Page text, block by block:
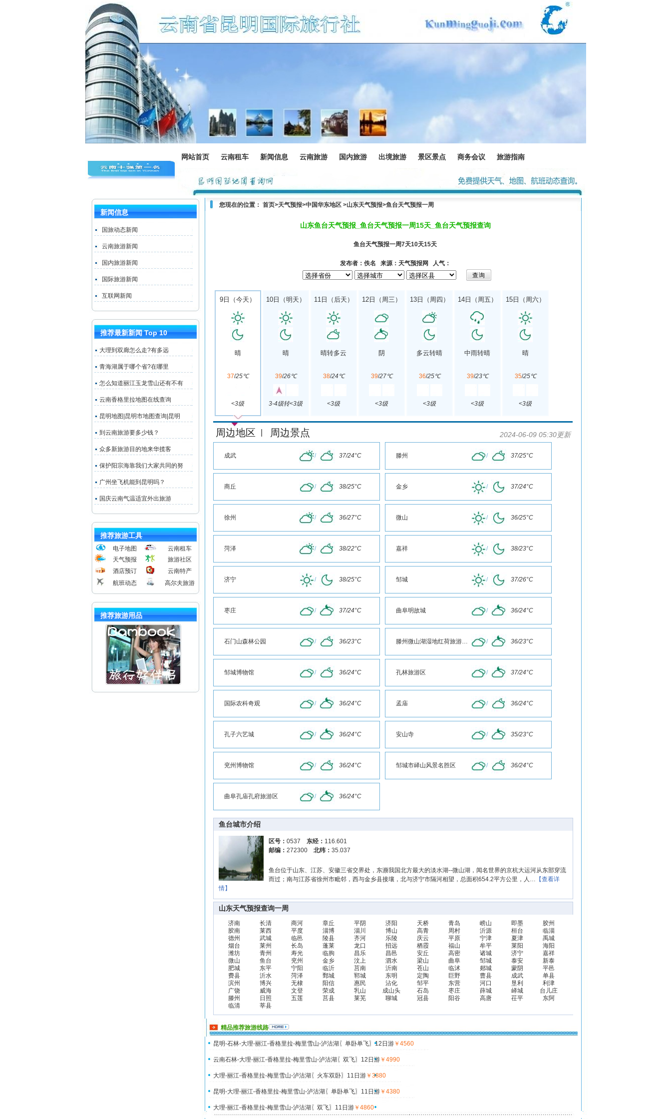
网站首页 云南租车 新闻信息 云南旅游 国内旅游 出境旅游 景区景点 商务会议 旅游指南
新闻信息
国旅动态新闻
云南旅游新闻
国内旅游新闻
国际旅游新闻
互联网新闻
推荐最新新闻 Top 10
大理到双廊怎么走?有多远
青海湖属于哪个省?在哪里
怎么知道丽江玉龙雪山还有不有
云南香格里拉地图在线查询
昆明地图|昆明市地图查询|昆明
到云南旅游要多少钱？
众多新旅游目的地来华揽客
保护阳宗海靠我们大家共同的努
广州坐飞机能到昆明吗？
国庆云南气温适宜外出旅游
推荐旅游工具
电子地图
云南租车
天气预报
旅游社区
酒店预订
云南特产
航班动态
高尔夫旅游
推荐旅游用品
您现在的位置： 首页>天气预报>中国华东地区 >山东天气预报>鱼台天气预报一周
山东鱼台天气预报_鱼台天气预报一周15天_鱼台天气预报查询
鱼台天气预报一周7天10天15天
发布者：佚名 来源：天气预报网 人气：
9日（今天）
晴
37/25℃
<3级
10日（明天）
晴
39/26℃
3-4级转<3级
11日（后天）
晴转多云
38/24℃
<3级
12日（周三）
阴
39/27℃
<3级
13日（周四）
多云转晴
36/25℃
<3级
14日（周五）
中雨转晴
39/23℃
<3级
15日（周六）
晴
35/25℃
<3级
周边地区 周边景点 2024-06-09 05:30更新
成武 / 37/24°C 滕州 / 37/25°C
商丘 / 38/25°C 金乡 / 37/24°C
徐州 / 36/27°C 微山 / 36/25°C
菏泽 / 38/22°C 嘉祥 / 38/23°C
济宁 / 38/25°C 邹城 / 37/26°C
枣庄 / 37/24°C 曲阜明故城 / 36/24°C
石门山森林公园 / 36/23°C 滕州微山湖湿地红荷旅游风景区 / 36/23°C
邹城博物馆 / 36/24°C 孔林旅游区 / 37/24°C
国际农科奇观 / 36/24°C 孟庙 / 36/24°C
孔子六艺城 / 36/24°C 安山寺 / 35/23°C
兖州博物馆 / 36/24°C 邹城市峄山风景名胜区 / 36/24°C
曲阜孔庙孔府旅游区 / 36/24°C
鱼台城市介绍
区号： 0537 东经： 116.601
邮编： 272300 北纬： 35.037
鱼台位于山东、江苏、安徽三省交界处，东濒我国北方最大的淡水湖--微山湖，闻名世界的京杭大运河从东部穿流
而过；南与江苏省徐州市毗邻，西与金乡县接壤，北与济宁市隔河相望，总面积654.2平方公里，人… 【查看详
情】
山东天气预报查询一周
济南 长清 商河 章丘 平阴 济阳 天桥 青岛 崂山 即墨
胶州
胶南
莱西 平度 淄博 淄川 博山 高青 周村 沂源 桓台
临淄
德州
武城 临邑 陵县 齐河 乐陵 庆云 平原 宁津 夏津
禹城
烟台
莱州 长岛 蓬莱 龙口 招远 栖霞 福山 牟平 莱阳
海阳
潍坊
青州 寿光 临朐 昌乐 昌邑 安丘 高密 诸城 济宁
嘉祥
微山
鱼台 兖州 金乡 汶上 泗水 梁山 曲阜 邹城 泰安
新泰
肥城
东平 宁阳 临沂 莒南 沂南 苍山 临沭 郯城 蒙阴
平邑
费县
沂水 菏泽 鄄城 郓城 东明 定陶 巨野 曹县 成武
单县
滨州
博兴 无棣 阳信 惠民 沾化 邹平 东营 河口 垦利
利津
广饶
威海 文登 荣成 乳山 成山头 石岛 枣庄 薛城 峄城
台儿庄
滕州
日照 五莲 莒县 莱芜 聊城 冠县 阳谷 高唐 茌平
东阿
临清
莘县
精品推荐旅游线路
￥4560
昆明-石林-大理-丽江-香格里拉-梅里雪山-泸沽湖〖单卧单飞〗12日游
￥4990
云南石林-大理-丽江-香格里拉-梅里雪山-泸沽湖〖双飞〗12日游
￥3880
大理-丽江-香格里拉-梅里雪山-泸沽湖〖火车双卧〗11日游
￥4380
昆明-大理-丽江-香格里拉-梅里雪山-泸沽湖〖单卧单飞〗11日游
￥4860
大理-丽江-香格里拉-梅里雪山-泸沽湖〖双飞〗11日游